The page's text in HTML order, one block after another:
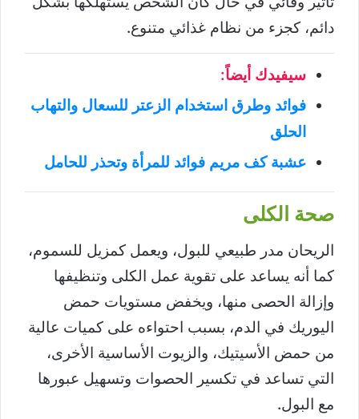
دائم، كجزء من نظام غذائي متنوع.
سيفيدك أيضاً:
فوائد وطرق استخدام الزعتر للسعال والتهاب
الحلق
عشبة كف مريم فوائد للمرأة وتحذر للحامل
صحة الكلى
الريحان مدر طبيعي للبول، ويعمل كمزيل للسموم،
كما أنه يساعد على تقوية عمل الكلى وتنظيفها
وإزالة الحصى منها، ويخفض مستويات حمض
اليوريك في الدم، بسبب احتواءه على كميات عالية
من حمض الأسيتيك، والزيوت الأساسية الأخرى،
التي تساعد في تكسير الحصوات وتسهيل عبورها
مع البول.